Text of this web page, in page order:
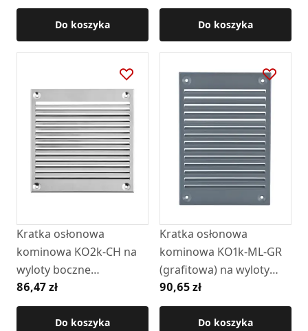
Do koszyka Do koszyka
Kratka osłonowa
kominowa KO2k-CH na
wyloty boczne
(chromonikiel)
86,47 zł
Do koszyka
Kratka osłonowa
kominowa KO1k-ML-GR
(grafitowa) na wyloty
boczne (RAL7024)
90,65 zł
Do koszyka